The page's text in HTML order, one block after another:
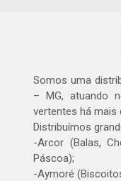
Somos uma
– MG, atuando
vertentes há mais
Distribuímos
-Arcor (Balas,
Páscoa);
-Aymoré